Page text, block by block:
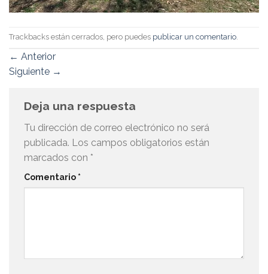
Trackbacks están cerrados, pero puedes publicar un comentario.
← Anterior
Siguiente →
Deja una respuesta
Tu dirección de correo electrónico no será
publicada. Los campos obligatorios están
marcados con *
Comentario *